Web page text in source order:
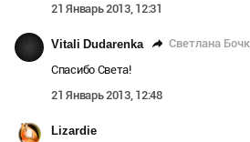
21 Январь 2013, 12:31
Vitali Dudarenka Светлана
Спасибо Света!
21 Январь 2013, 12:48
Lizardie